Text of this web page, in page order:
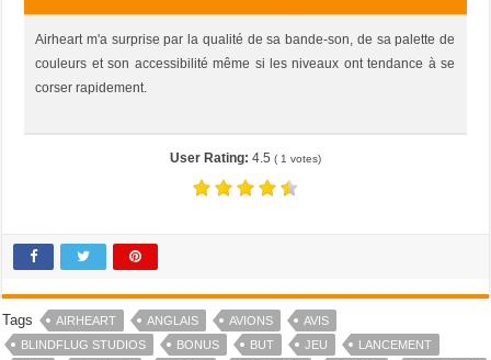
Airheart m'a surprise par la qualité de sa bande-son, de sa palette de
couleurs et son accessibilité même si les niveaux ont tendance à se
corser rapidement.
User Rating: 4.5 ( 1 votes)
Tags AIRHEART ANGLAIS AVIONS
AVIS
BLINDFLUG STUDIOS
BONUS BUT JEU
LANCEMENT